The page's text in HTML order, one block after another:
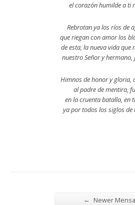
el corazón humilde a ti
Rebrotan ya los ríos de
que riegan con amor los
de esta, la nueva vida que
nuestro Señor y hermano,
Himnos de honor y gloria,
al padre de mentira,
en la cruenta batalla, en
ya por todos los siglos de
← Newer